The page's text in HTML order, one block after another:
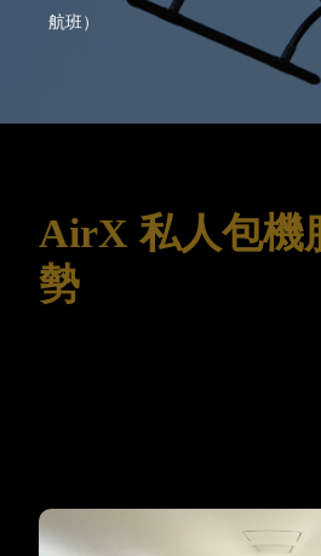
航班）
AirX 私人包機
勢